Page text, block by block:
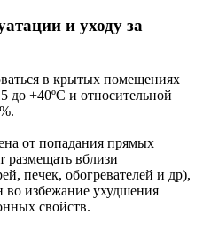
и уходу за
в крытых помещениях
до +40ºС и относительной
от попадания прямых
размещать вблизи
печек, обогревателей и др),
избежание ухудшения
свойств.